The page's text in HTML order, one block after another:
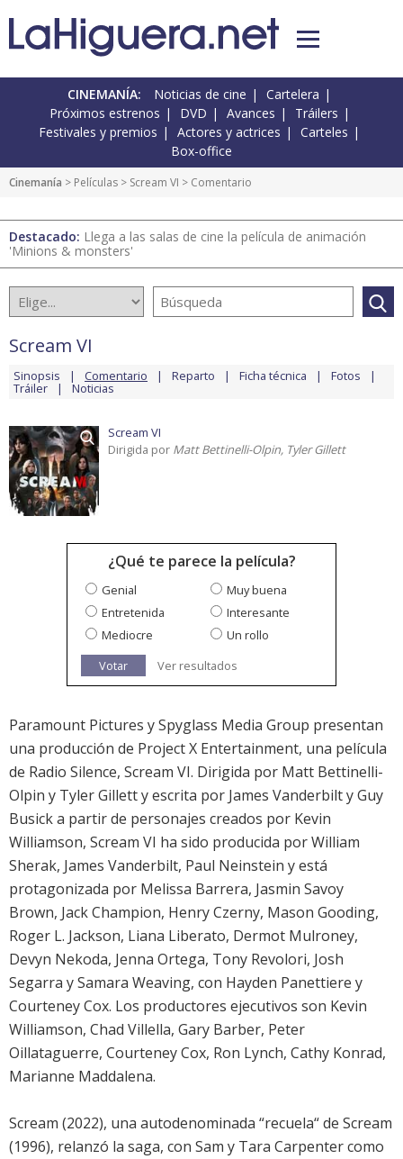
CINEMANÍA: Noticias de cine
Cartelera
Próximos estrenos
DVD Avances
Tráilers
Festivales y premios
Actores y actrices
Carteles
Box-office
Cinemanía > Películas > Scream VI > Comentario
Destacado: Llega a las salas de cine la película de animación
'Minions & monsters'
Scream VI
Sinopsis Comentario Reparto Ficha técnica Fotos
Tráiler Noticias
Scream VI
Dirigida por Matt Bettinelli-Olpin, Tyler Gillett
¿Qué te parece la película?
Genial
Muy buena
Entretenida
Interesante
Mediocre
Un rollo
Votar
Ver resultados
Paramount Pictures y Spyglass Media Group presentan
una producción de Project X Entertainment, una película
de Radio Silence, Scream VI. Dirigida por Matt Bettinelli-
Olpin y Tyler Gillett y escrita por James Vanderbilt y Guy
Busick a partir de personajes creados por Kevin
Williamson, Scream VI ha sido producida por William
Sherak, James Vanderbilt, Paul Neinstein y está
protagonizada por Melissa Barrera, Jasmin Savoy
Brown, Jack Champion, Henry Czerny, Mason Gooding,
Roger L. Jackson, Liana Liberato, Dermot Mulroney,
Devyn Nekoda, Jenna Ortega, Tony Revolori, Josh
Segarra y Samara Weaving, con Hayden Panettiere y
Courteney Cox. Los productores ejecutivos son Kevin
Williamson, Chad Villella, Gary Barber, Peter
Oillataguerre, Courteney Cox, Ron Lynch, Cathy Konrad,
Marianne Maddalena.
Scream (2022), una autodenominada “recuela“ de Scream
(1996), relanzó la saga, con Sam y Tara Carpenter como